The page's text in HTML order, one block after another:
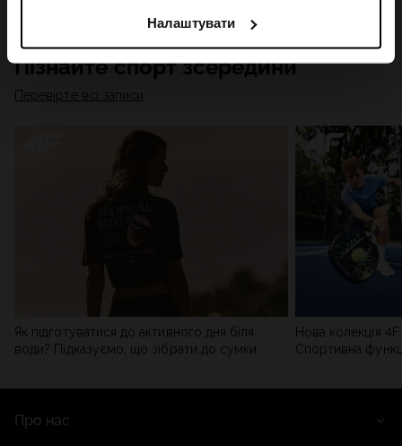
з метою націлювання та покращення відображення
відповідної онлайн-реклами, проведення аналітики,
відповідності вмісту та вдосконалення рішень, які
пропонують наші партнери (наприклад, соціальні
мережі). Детальну інформацію можна знайти в нашій
та в розділі «Деталі».
Налаштувати
Пізнайте спорт зсередини
Перевірте всі записи
Як підготуватися до активного дня біля
води? Підказуємо, що зібрати до сумки
Нова колекція
Спортивна
Про нас